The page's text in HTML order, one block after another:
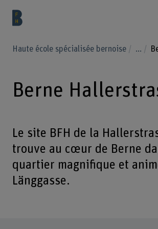
Haute école spécialisée bernoise ...
Berne
Le site BFH de la
trouve au cœur de Berne
quartier magnifique et
Länggasse.